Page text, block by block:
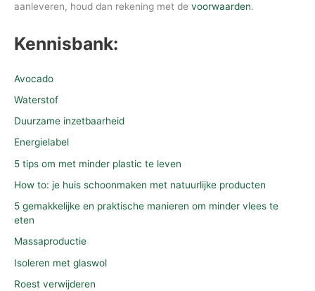
aanleveren, houd dan rekening met de voorwaarden.
Kennisbank:
Avocado
Waterstof
Duurzame inzetbaarheid
Energielabel
5 tips om met minder plastic te leven
How to: je huis schoonmaken met natuurlijke producten
5 gemakkelijke en praktische manieren om minder vlees te
eten
Massaproductie
Isoleren met glaswol
Roest verwijderen